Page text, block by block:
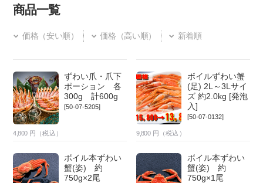
商品一覧
価格（安い順） 価格（高い順） 新着順
ずわい爪・爪下
ポーション 各
300g 計600g
[50-07-5205]
4,800 円（税込）
ボイルずわい蟹
(足) 2L～3Lサイ
ズ 約2.0kg [発泡
入]
[50-07-0132]
9,800 円（税込）
ボイル本ずわい
蟹(姿) 約
750g×2尾
ボイル本ずわい
蟹(姿) 約
750g×1尾